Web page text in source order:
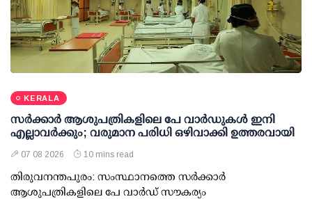
KERALA
സര്‍ക്കാര്‍ ആശുപത്രികളിലെ പേ വാര്‍ഡുകള്‍ ഇനി
എല്ലാവര്‍ക്കും; വരുമാന പരിധി ഒഴിവാക്കി ഉത്തരവായി
07 08 2026 10 mins read
തിരുവനന്തപുരം: സംസ്ഥാനത്തെ സര്‍ക്കാര്‍
ആശുപത്രികളിലെ പേ വാര്‍ഡ് സൗകര്യം